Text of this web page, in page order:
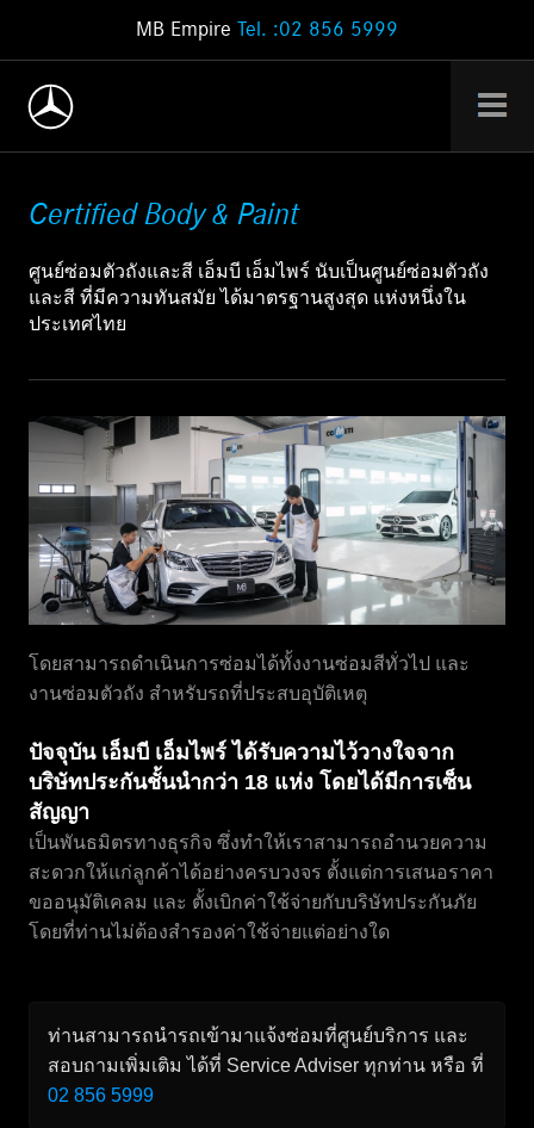
MB Empire Tel. :02 856 5999
Certified Body & Paint
ศูนย์ซ่อมตัวถังและสี เอ็มบี เอ็มไพร์ นับเป็นศูนย์ซ่อมตัวถัง
และสี ที่มีความทันสมัย ได้มาตรฐานสูงสุด แห่งหนึ่งใน
ประเทศไทย
โดยสามารถดำเนินการซ่อมได้ทั้งงานซ่อมสีทั่วไป และ
งานซ่อมตัวถัง สำหรับรถที่ประสบอุบัติเหตุ
ปัจจุบัน เอ็มบี เอ็มไพร์ ได้รับความไว้วางใจจาก
บริษัทประกันชั้นนำกว่า 18 แห่ง โดยได้มีการเซ็น
สัญญา
เป็นพันธมิตรทางธุรกิจ ซึ่งทำให้เราสามารถอำนวยความ
สะดวกให้แก่ลูกค้าได้อย่างครบวงจร ตั้งแต่การเสนอราคา
ขออนุมัติเคลม และ ตั้งเบิกค่าใช้จ่ายกับบริษัทประกันภัย
โดยที่ท่านไม่ต้องสำรองค่าใช้จ่ายแต่อย่างใด
ท่านสามารถนำรถเข้ามาแจ้งซ่อมที่ศูนย์บริการ และ
สอบถามเพิ่มเติม ได้ที่ Service Adviser ทุกท่าน หรือ ที่
02 856 5999